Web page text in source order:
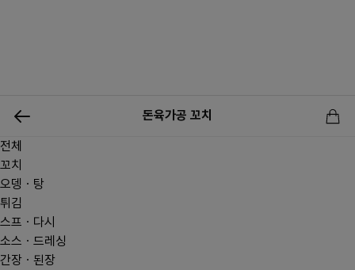
신상품
돈육가공 꼬치
전체
꼬치
오뎅ㆍ탕
튀김
스프ㆍ다시
소스ㆍ드레싱
간장ㆍ된장